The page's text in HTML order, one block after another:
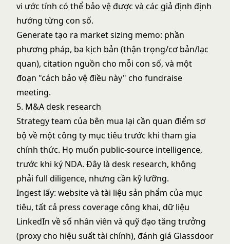
vi ước tính có thể bảo vệ được và các giả định định
hướng từng con số.
Generate tạo ra market sizing memo: phần
phương pháp, ba kịch bản (thận trọng/cơ bản/lạc
quan), citation nguồn cho mỗi con số, và một
đoạn "cách bảo vệ điều này" cho fundraise
meeting.
5. M&A desk research
Strategy team của bên mua lại cần quan điểm sơ
bộ về một công ty mục tiêu trước khi tham gia
chính thức. Họ muốn public-source intelligence,
trước khi ký NDA. Đây là desk research, không
phải full diligence, nhưng cần kỹ lưỡng.
Ingest lấy: website và tài liệu sản phẩm của mục
tiêu, tất cả press coverage công khai, dữ liệu
LinkedIn về số nhân viên và quỹ đạo tăng trưởng
(proxy cho hiệu suất tài chính), đánh giá Glassdoor